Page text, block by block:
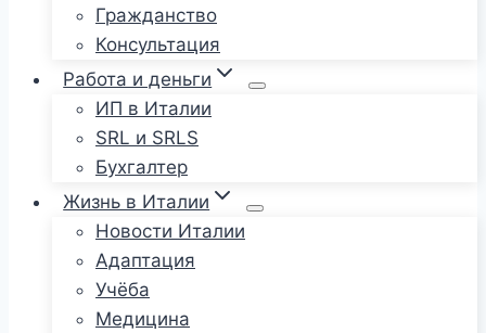
Гражданство
Консультация
Работа и деньги
ИП в Италии
SRL и SRLS
Бухгалтер
Жизнь в Италии
Новости Италии
Адаптация
Учёба
Медицина